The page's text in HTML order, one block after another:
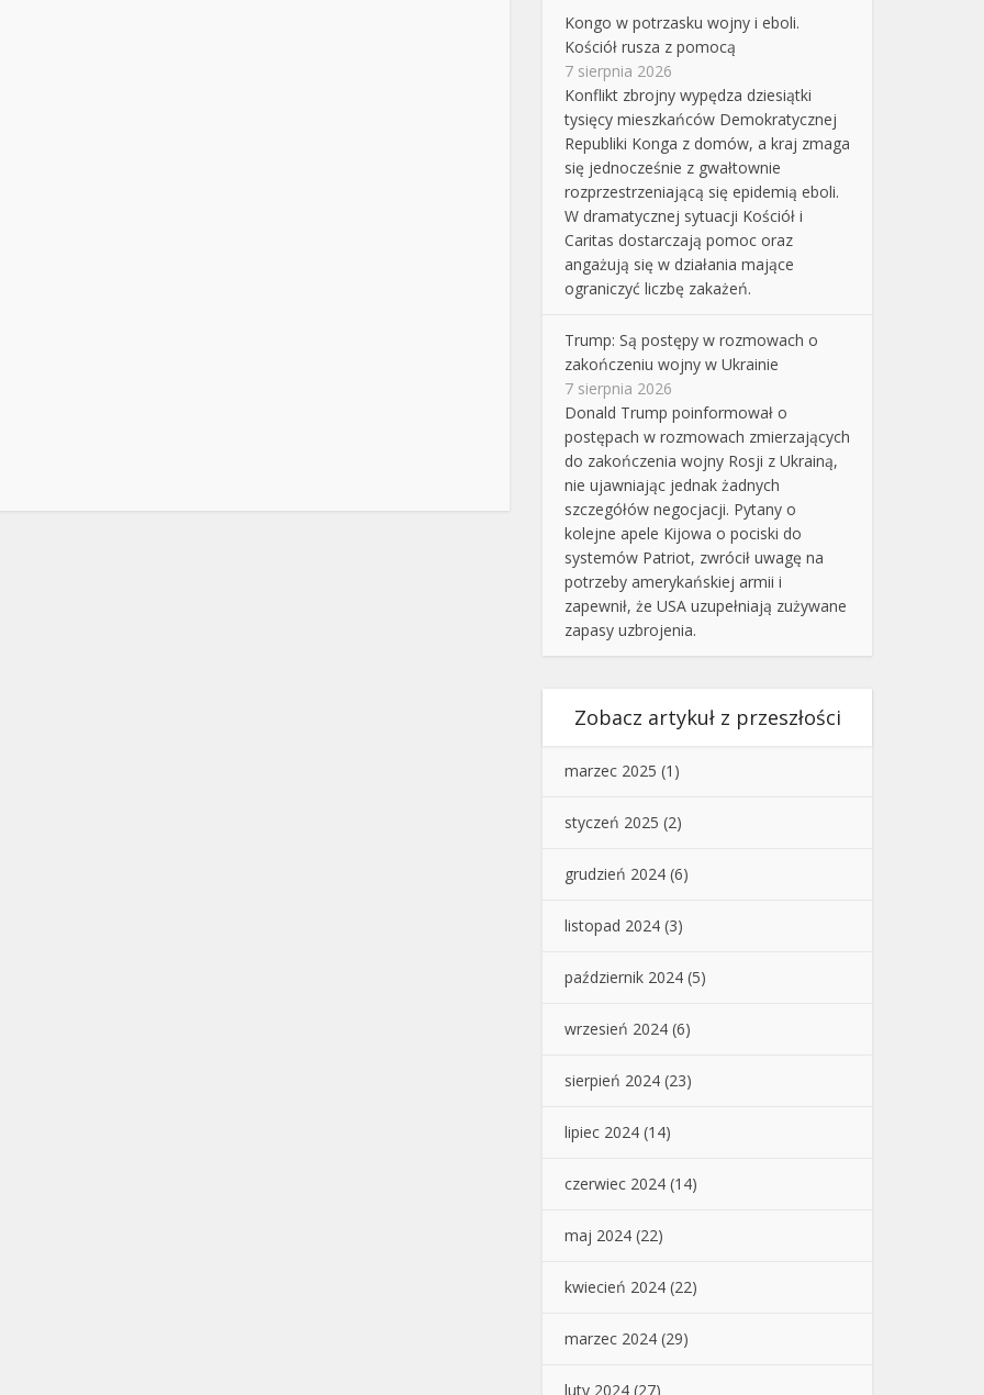
Kongo w potrzasku wojny i eboli.
Kościół rusza z pomocą
7 sierpnia 2026
Konflikt zbrojny wypędza dziesiątki
tysięcy mieszkańców Demokratycznej
Republiki Konga z domów, a kraj zmaga
się jednocześnie z gwałtownie
rozprzestrzeniającą się epidemią eboli.
W dramatycznej sytuacji Kościół i
Caritas dostarczają pomoc oraz
angażują się w działania mające
ograniczyć liczbę zakażeń.
Trump: Są postępy w rozmowach o
zakończeniu wojny w Ukrainie
7 sierpnia 2026
Donald Trump poinformował o
postępach w rozmowach zmierzających
do zakończenia wojny Rosji z Ukrainą,
nie ujawniając jednak żadnych
szczegółów negocjacji. Pytany o
kolejne apele Kijowa o pociski do
systemów Patriot, zwrócił uwagę na
potrzeby amerykańskiej armii i
zapewnił, że USA uzupełniają zużywane
zapasy uzbrojenia.
Zobacz artykuł z przeszłości
marzec 2025 (1)
styczeń 2025 (2)
grudzień 2024 (6)
listopad 2024 (3)
październik 2024 (5)
wrzesień 2024 (6)
sierpień 2024 (23)
lipiec 2024 (14)
czerwiec 2024 (14)
maj 2024 (22)
kwiecień 2024 (22)
marzec 2024 (29)
luty 2024 (27)